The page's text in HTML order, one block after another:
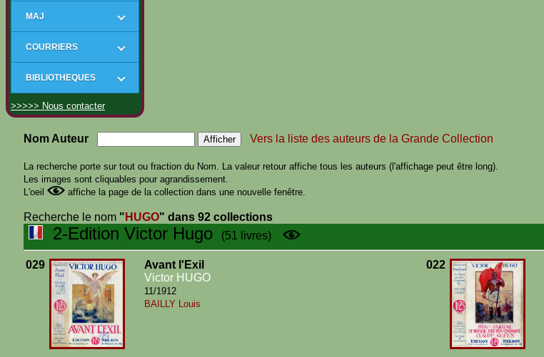
MAJ
COURRIERS
BIBLIOTHEQUES
>>>>> Nous contacter
Nom Auteur Vers la liste des auteurs de la Grande Collection
La recherche porte sur tout ou fraction du Nom. La valeur retour affiche tous les auteurs (l'affichage peut être long).
Les images sont cliquables pour agrandissement.
L'oeil
affiche la page de la collection dans une nouvelle fenêtre.
Recherche le nom " HUGO" dans 92 collections
2-Edition Victor Hugo (51 livres)
029
Avant l'Exil
Victor HUGO
11/1912
BAILLY Louis
022